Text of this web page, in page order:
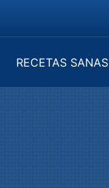
RECETAS SANAS